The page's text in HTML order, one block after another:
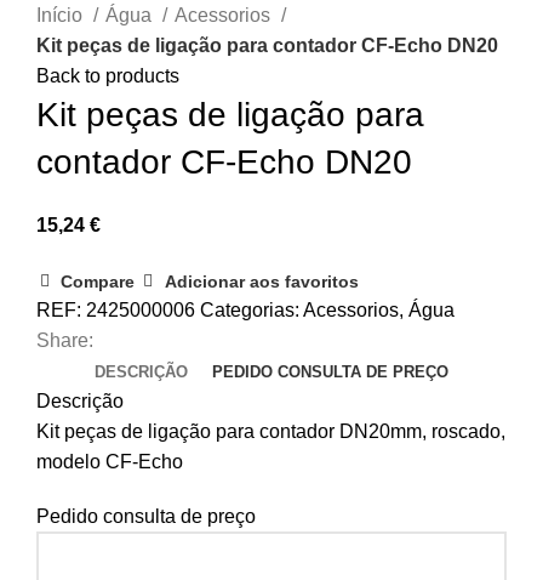
Início
Água
Acessorios
Kit peças de ligação para contador CF-Echo DN20
Back to products
Kit peças de ligação para
contador CF-Echo DN20
15,24 €
Compare Adicionar aos favoritos
REF: 2425000006 Categorias: Acessorios, Água
Share:
DESCRIÇÃO PEDIDO CONSULTA DE PREÇO
Descrição
Kit peças de ligação para contador DN20mm, roscado,
modelo CF-Echo
Pedido consulta de preço